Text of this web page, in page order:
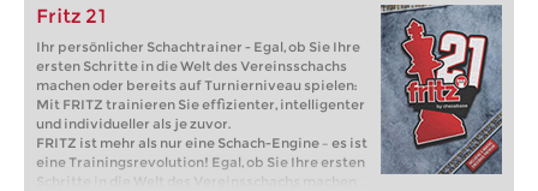
Fritz 21
Ihr persönlicher Schachtrainer - Egal, ob Sie Ihre
ersten Schritte in die Welt des Vereinsschachs
machen oder bereits auf Turnierniveau spielen:
Mit FRITZ trainieren Sie effizienter, intelligenter
und individueller als je zuvor.
FRITZ ist mehr als nur eine Schach-Engine – es ist
eine Trainingsrevolution! Egal, ob Sie Ihre ersten
Schritte in die Welt des Vereinsschachs machen